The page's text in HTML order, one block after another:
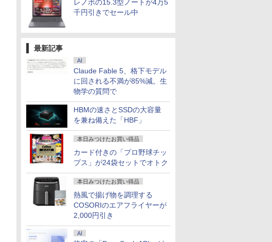
レノボの15.3型ノートが4万5
千円引きでセール中
最新記事
AI
Claude Fable 5、格下モデル
に回される不満が85%減。生
物学の質問で
HBMの速さとSSDの大容量
を兼ね備えた「HBF」
本日みつけたお買い得品
カード付きの「プロ野球チッ
プス」が24袋セットでオトク
本日みつけたお買い得品
熱風で揚げ物を調理する
COSORIのエアフライヤーが
2,000円引き
AI